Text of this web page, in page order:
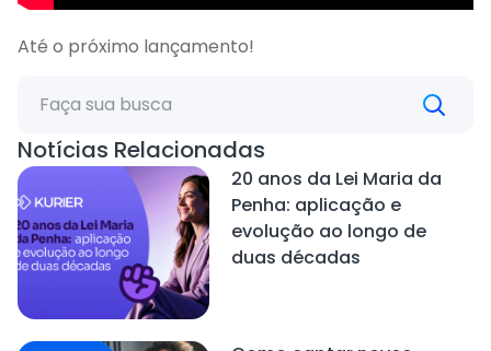
Até o próximo lançamento!
Notícias Relacionadas
20 anos da Lei Maria da
Penha: aplicação e
evolução ao longo de
duas décadas